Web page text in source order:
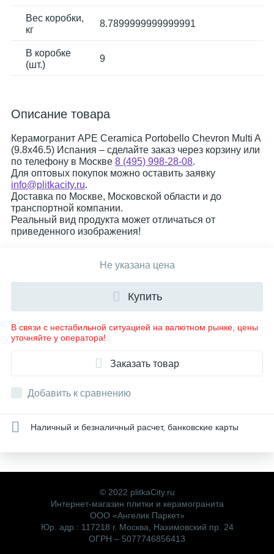
Вес коробки,
кг
8.7899999999999991
В коробке
(шт.)
9
Описание товара
Керамогранит APE Ceramica Portobello Chevron Multi A
(9.8x46.5) Испания – сделайте заказ через корзину или
по телефону в Москве 8 (495) 998-28-08.
Для оптовых покупок можно оставить заявку
info@plitkacity.ru.
Доставка по Москве, Московской области и до
транспортной компании.
Реальный вид продукта может отличаться от
приведенного изображения!
Не указана цена
Купить
В связи с нестабильной ситуацией на валютном рынке, цены
уточняйте у оператора!
Заказать товар
Добавить к сравнению
Наличный и безналичный расчет, банковские карты
© 2022 plitkaCity.ru
Интернет-магазин плитки и керамогранита
ООО «Ангелик Паркет»
Юр. адр.: 117218 г. Москва, Нахимовский пр. 24
ОГРН – 5077746856413